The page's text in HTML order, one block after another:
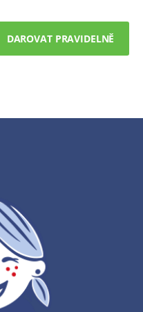
DAROVAT PRAVIDELNĚ